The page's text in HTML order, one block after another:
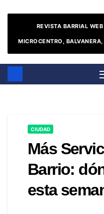
REVISTA BARRIAL
MICROCENTRO,
CIUDAD
Más
Barrio:
esta